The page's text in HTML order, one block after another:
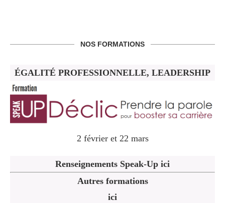
NOS FORMATIONS
ÉGALITÉ PROFESSIONNELLE, LEADERSHIP
2 février et 22 mars
Renseignements Speak-Up ici
Autres formations
ici